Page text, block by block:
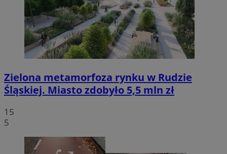
Zielona metamorfoza rynku w Rudzie
Śląskiej. Miasto zdobyło 5,5 mln zł
15
5